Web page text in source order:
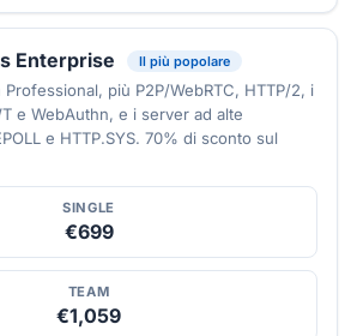
Enterprise Il più popolare
più P2P/WebRTC, HTTP/2, i
e WebAuthn, e i server ad alte
e HTTP.SYS. 70% di sconto sul
SINGLE
€699
TEAM
€1,059